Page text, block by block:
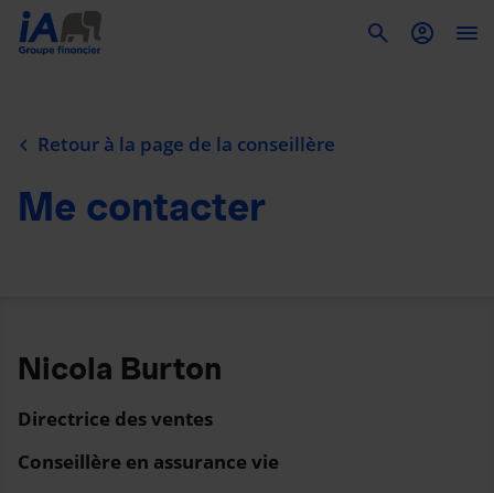
Retour à la page de la conseillère
Me contacter
Nicola Burton
Directrice des ventes
Conseillère en assurance vie